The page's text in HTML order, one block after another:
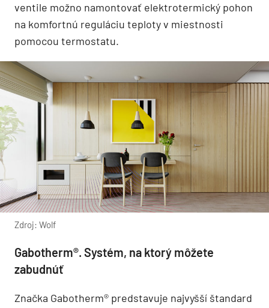
ventile možno namontovať elektrotermický pohon
na komfortnú reguláciu teploty v miestnosti
pomocou termostatu.
Zdroj: Wolf
Gabotherm®. Systém, na ktorý môžete
zabudnúť
Značka Gabotherm® predstavuje najvyšší štandard